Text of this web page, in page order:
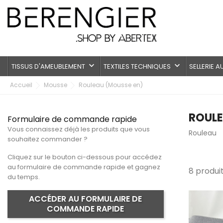
TISSUS D'AMEUBLEMENT keyboard_arrow_down TEXTILES TECHNIQUES keyboard_arrow_down SELLERIE
Accueil Mousse Rouleau (Mousse en)
Formulaire de commande rapide
Vous connaissez déjà les produits que vous
souhaitez commander ?
Cliquez sur le bouton ci-dessous pour accédez
au formulaire de commande rapide et gagnez
du temps.
ACCÉDER AU FORMULAIRE DE
COMMANDE RAPIDE
Rouleau
8